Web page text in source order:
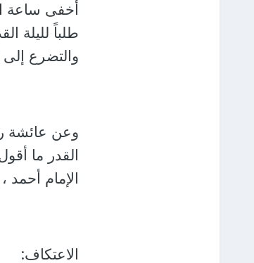
أخفى ساعة
طلباً لليلة
والتضرع إلى
وعن عائشة
القدر ما
الإمام أحمد ، والترمذي (3513)
الاعتكاف: